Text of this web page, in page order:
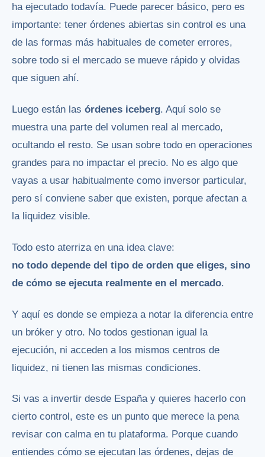
ha ejecutado todavía. Puede parecer básico, pero es
importante: tener órdenes abiertas sin control es una
de las formas más habituales de cometer errores,
sobre todo si el mercado se mueve rápido y olvidas
que siguen ahí.
Luego están las órdenes iceberg. Aquí solo se
muestra una parte del volumen real al mercado,
ocultando el resto. Se usan sobre todo en operaciones
grandes para no impactar el precio. No es algo que
vayas a usar habitualmente como inversor particular,
pero sí conviene saber que existen, porque afectan a
la liquidez visible.
Todo esto aterriza en una idea clave:
no todo depende del tipo de orden que eliges, sino
de cómo se ejecuta realmente en el mercado.
Y aquí es donde se empieza a notar la diferencia entre
un bróker y otro. No todos gestionan igual la
ejecución, ni acceden a los mismos centros de
liquidez, ni tienen las mismas condiciones.
Si vas a invertir desde España y quieres hacerlo con
cierto control, este es un punto que merece la pena
revisar con calma en tu plataforma. Porque cuando
entiendes cómo se ejecutan las órdenes, dejas de